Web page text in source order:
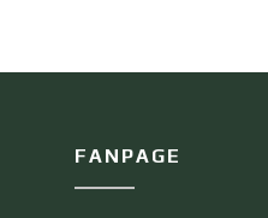
FANPAGE